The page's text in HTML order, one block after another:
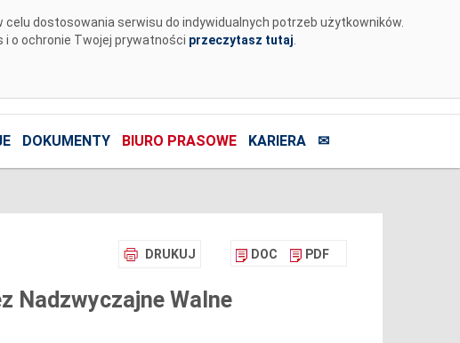
dostosowania serwisu do indywidualnych potrzeb użytkowników.
o ochronie Twojej prywatności przeczytasz tutaj
DOKUMENTY BIURO PRASOWE KARIERA ✉
DRUKUJ DOC PDF
Nadzwyczajne Walne